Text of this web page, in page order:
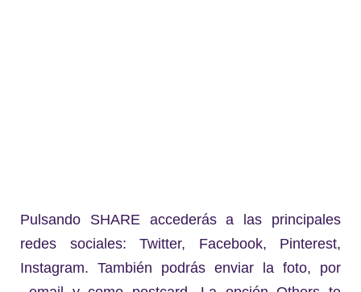
Pulsando SHARE accederás a las principales
redes sociales: Twitter, Facebook, Pinterest,
Instagram. También podrás enviar la foto, por